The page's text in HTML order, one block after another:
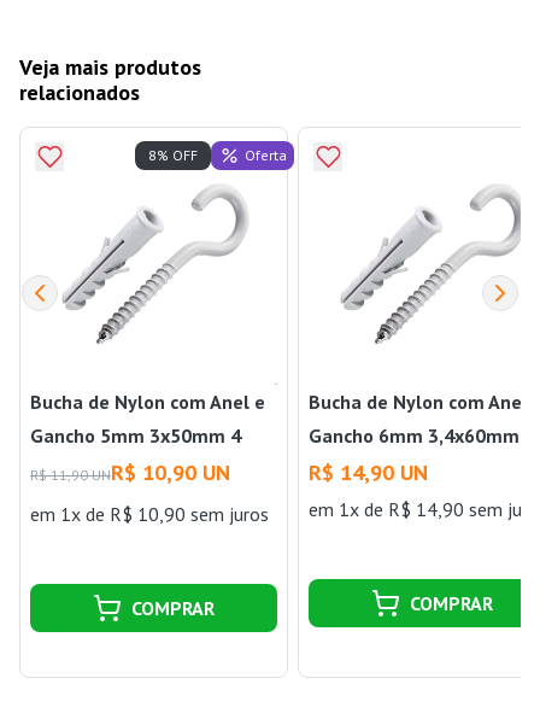
Veja mais produtos
relacionados
Bucha de Nylon com Anel e
Gancho 5mm 3x50mm 4
Unidades Branco Bemfixa
R$ 11,90 UNR$ 10,90 UN
em 1x de R$ 10,90 sem juros
8% OFF Oferta
COMPRAR
Bucha de Nylon com Anel
Gancho 6mm 3,4x60mm 4
Unidades Branco Bemfixa
R$ 14,90 UN
em 1x de R$ 14,90 sem
COMPRAR